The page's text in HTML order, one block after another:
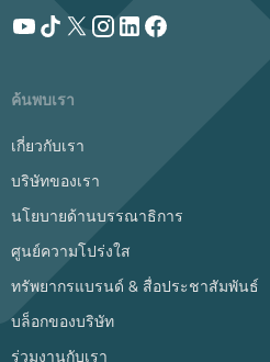
ค้นพบเรา
เกี่ยวกับเรา
บริษัทของเรา
นโยบายด้านบรรณาธิการ
ศูนย์ความโปร่งใส
ทรัพยากรแบรนด์ & สื่อประชาสัมพันธ์
บล็อกของบริษัท
ร่วมงานกับเรา